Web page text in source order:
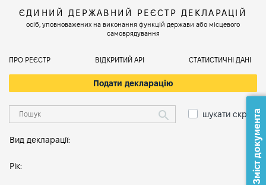
ЄДИНИЙ ДЕРЖАВНИЙ РЕЄСТР ДЕКЛАРАЦІЙ
осіб, уповноважених на виконання функцій держави або місцевого
самоврядування
ПРО РЕЄСТР ВІДКРИТИЙ АРІ СТАТИСТИЧНІ ДАНІ
Подати декларацію
шукати скрізь
Вид декларації:
Рік: Зміст документа